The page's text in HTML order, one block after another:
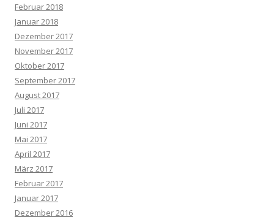
Februar 2018
Januar 2018
Dezember 2017
November 2017
Oktober 2017
September 2017
August 2017
Juli 2017
Juni 2017
Mai 2017
April 2017
März 2017
Februar 2017
Januar 2017
Dezember 2016